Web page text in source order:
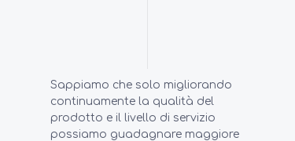
Sappiamo che solo migliorando
continuamente la qualità del
prodotto e il livello di servizio
possiamo guadagnare maggiore